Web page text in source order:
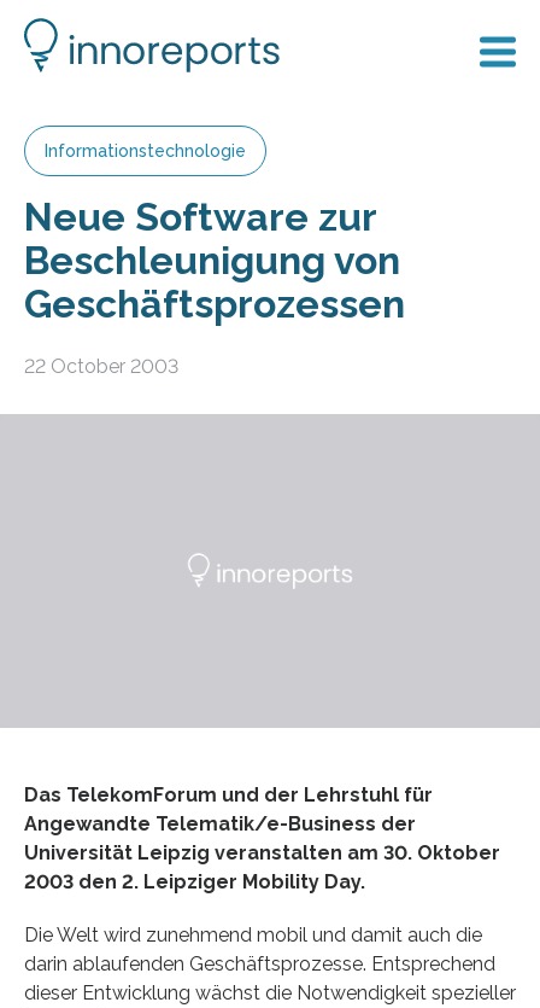
Informationstechnologie
Neue Software zur
Beschleunigung von
Geschäftsprozessen
22 October 2003
Das TelekomForum und der Lehrstuhl für
Angewandte Telematik/e-Business der
Universität Leipzig veranstalten am 30. Oktober
2003 den 2. Leipziger Mobility Day.
Die Welt wird zunehmend mobil und damit auch die
darin ablaufenden Geschäftsprozesse. Entsprechend
dieser Entwicklung wächst die Notwendigkeit spezieller